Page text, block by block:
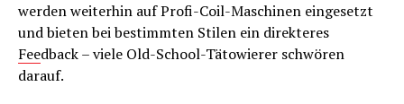
werden weiterhin auf Profi-Coil-Maschinen eingesetzt
und bieten bei bestimmten Stilen ein direkteres
Feedback – viele Old-School-Tätowierer schwören
darauf.